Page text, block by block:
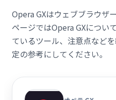
Opera GXはウェブブラウザ
ページではOpera GXについ
ているツール、注意点など
定の参考にしてください。